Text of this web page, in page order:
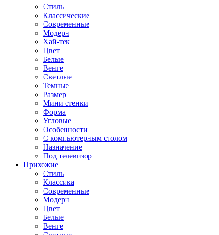
Стиль
Классические
Современные
Модерн
Хай-тек
Цвет
Белые
Венге
Светлые
Темные
Размер
Мини стенки
Форма
Угловые
Особенности
С компьютерным столом
Назначение
Под телевизор
Прихожие
Стиль
Классика
Современные
Модерн
Цвет
Белые
Венге